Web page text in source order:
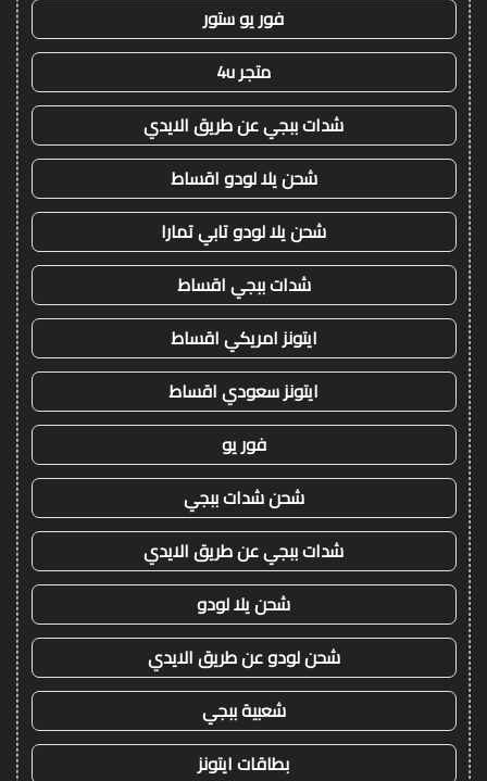
فور يو ستور
متجر 4u
شدات ببجي عن طريق الايدي
شحن يلا لودو اقساط
شحن يلا لودو تابي تمارا
شدات ببجي اقساط
ايتونز امريكي اقساط
ايتونز سعودي اقساط
فور يو
شحن شدات ببجي
شدات ببجي عن طريق الايدي
شحن يلا لودو
شحن لودو عن طريق الايدي
شعبية ببجي
بطاقات ايتونز